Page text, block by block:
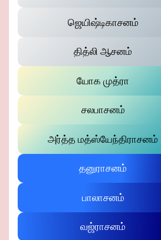
ஜெயிஷ்டிகாசனம்
தித்லி ஆசனம்
யோக முத்ரா
சலபாசனம்
அர்த்த மத்ஸ்யேந்திராசனம்
தனுராசனம்
பாலாசனம்
வஜ்ராசனம்